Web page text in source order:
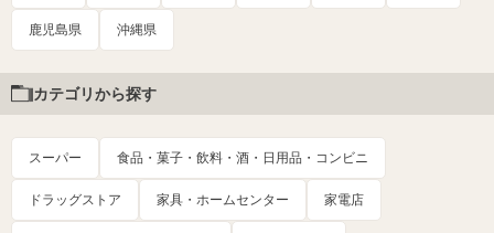
鹿児島県 沖縄県
カテゴリから探す
スーパー 食品・菓子・飲料・酒・日用品・コンビニ
ドラッグストア 家具・ホームセンター 家電店